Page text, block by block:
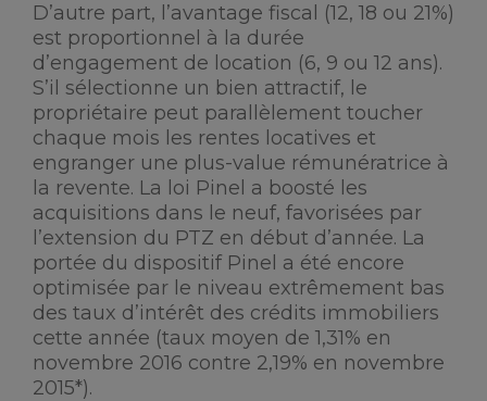
D’autre part, l’avantage fiscal (12, 18 ou 21%)
est proportionnel à la durée
d’engagement de location (6, 9 ou 12 ans).
S’il sélectionne un bien attractif, le
propriétaire peut parallèlement toucher
chaque mois les rentes locatives et
engranger une plus-value rémunératrice à
la revente. La loi Pinel a boosté les
acquisitions dans le neuf, favorisées par
l’extension du PTZ en début d’année. La
portée du dispositif Pinel a été encore
optimisée par le niveau extrêmement bas
des taux d’intérêt des crédits immobiliers
cette année (taux moyen de 1,31% en
novembre 2016 contre 2,19% en novembre
2015*).